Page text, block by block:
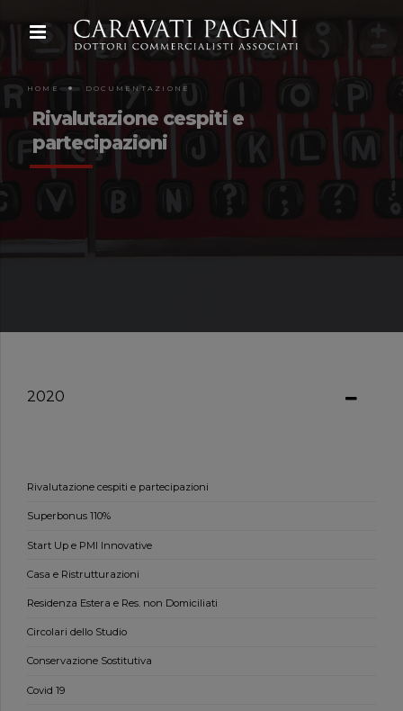
HOME DOCUMENTAZIONE
Rivalutazione cespiti e
partecipazioni
2020
Rivalutazione cespiti e partecipazioni
Superbonus 110%
Start Up e PMI Innovative
Casa e Ristrutturazioni
Residenza Estera e Res. non Domiciliati
Circolari dello Studio
Conservazione Sostitutiva
Covid 19